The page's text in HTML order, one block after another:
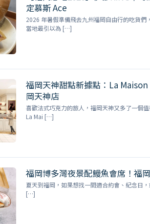
定慕斯 Ace
2026 年暑假準備飛去九州福岡自由行的吃貨
當地最引以為 […]
福岡天神甜點新據點：La
岡天神店
喜歡法式巧克力的旅人，福岡天神又多了一個
La Mai […]
福岡博多灣夜景配鰻魚會席！福
夏天到福岡，如果想找一間適合約會、紀念日
[…]